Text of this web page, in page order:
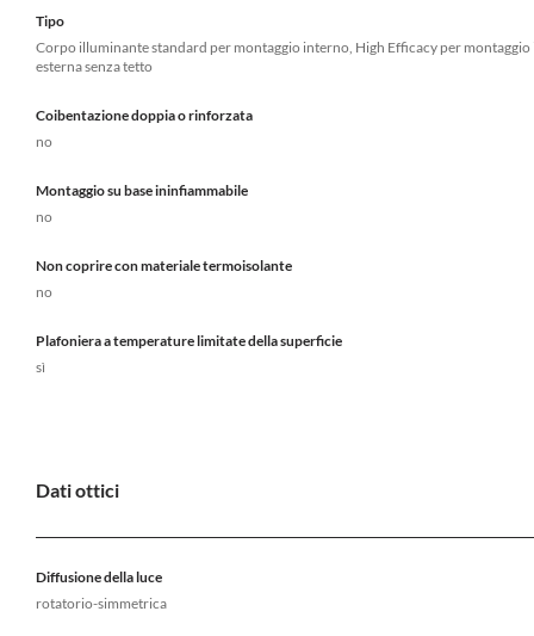
Tipo
Corpo illuminante standard per montaggio interno, High Efficacy per
esterna senza tetto
Coibentazione doppia o rinforzata
no
Montaggio su base ininfiammabile
no
Non coprire con materiale termoisolante
no
Plafoniera a temperature limitate della superficie
sì
Dati ottici
Diffusione della luce
rotatorio-simmetrica